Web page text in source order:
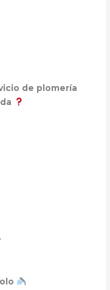
de plomería